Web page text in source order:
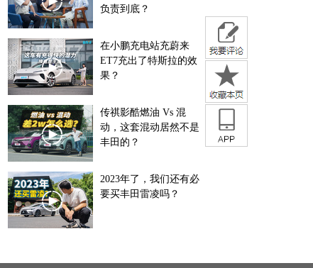
负责到底？
在小鹏充电站充蔚来
ET7充出了特斯拉的效
果？
传祺影酷燃油 Vs 混
动，这套混动居然不是
丰田的？
2023年了，我们还有必
要买丰田雷凌吗？